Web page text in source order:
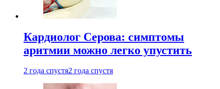
Кардиолог Серова: симптомы
аритмии можно легко упустить
2 года спустя2 года спустя